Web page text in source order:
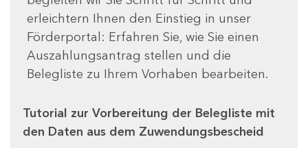
erleichtern Ihnen den Einstieg in unser
Förderportal: Erfahren Sie, wie Sie einen
Auszahlungsantrag stellen und die
Belegliste zu Ihrem Vorhaben bearbeiten.
Tutorial zur Vorbereitung der Belegliste mit
den Daten aus dem Zuwendungsbescheid